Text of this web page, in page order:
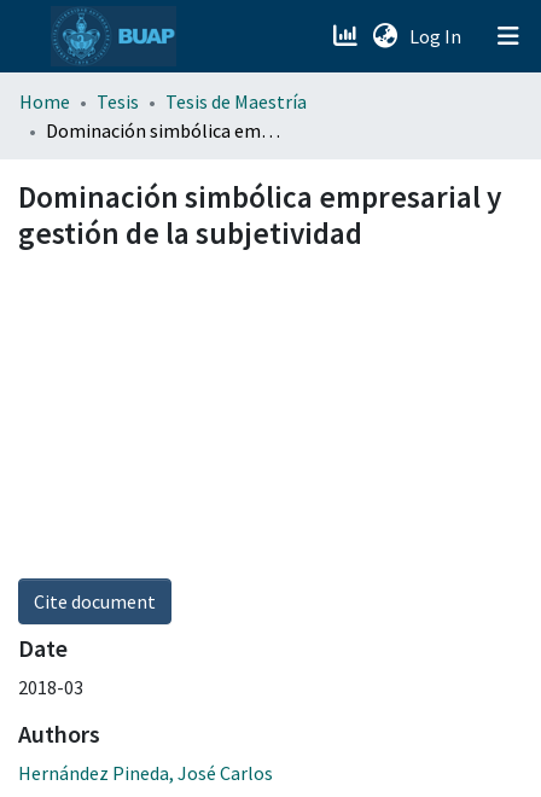
Log In (current)
menu.section.about_menu
Home Tesis
Tesis de Maestría
Dominación simbólica empresarial y gestión de la subjetividad
Dominación simbólica empresarial y
gestión de la subjetividad
Cite document
Date
2018-03
Authors
Hernández Pineda, José Carlos